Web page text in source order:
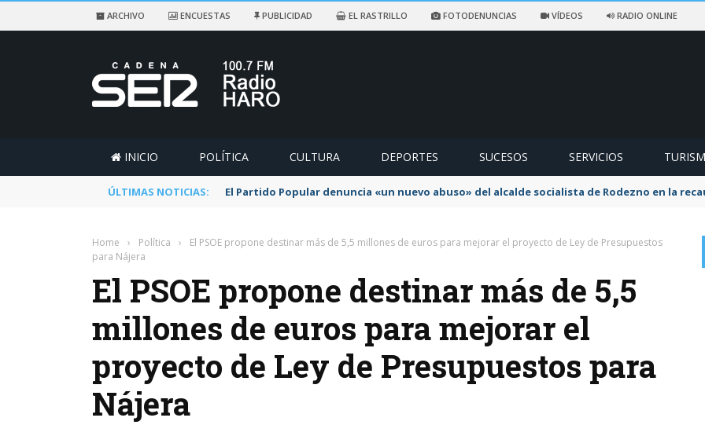
ARCHIVO ENCUESTAS PUBLICIDAD EL RASTRILLO FOTODENUNCIAS VÍDEOS RADIO ONLINE
INICIO POLÍTICA CULTURA DEPORTES SUCESOS SERVICIOS
ÚLTIMAS NOTICIAS: El Partido Popular denuncia «un nuevo abuso» del alcalde socialista de Rodezno en la
Home › Política ›
El PSOE propone destinar más de 5,5 millones de euros para mejorar el proyecto de Ley de Presupuestos
para Nájera
El PSOE propone destinar más de 5,5
millones de euros para mejorar el
proyecto de Ley de Presupuestos para
Nájera